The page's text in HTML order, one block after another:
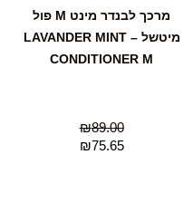
מרכך לבנדר מינט M פול
מיטשל – LAVANDER MINT
CONDITIONER M
₪89.00
₪75.65